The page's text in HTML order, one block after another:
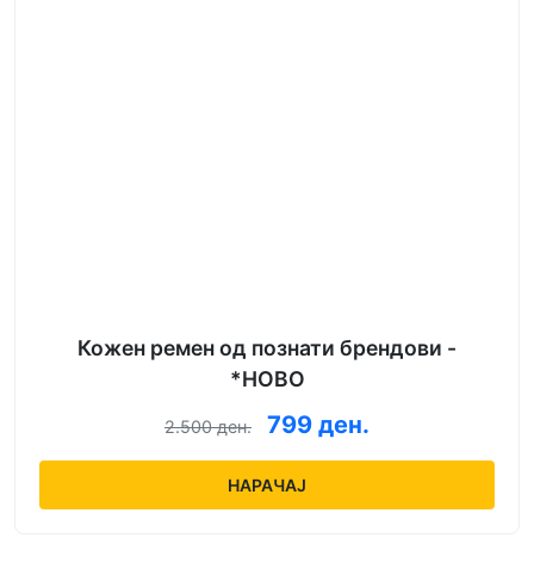
Кожен ремен од познати брендови -
*НОВО
2.500 ден. 799 ден.
НАРАЧАЈ